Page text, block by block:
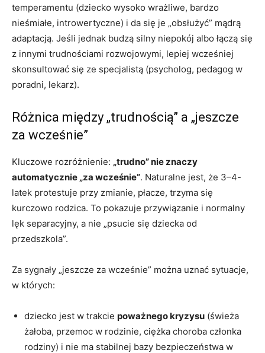
temperamentu (dziecko wysoko wrażliwe, bardzo
nieśmiałe, introwertyczne) i da się je „obsłużyć” mądrą
adaptacją. Jeśli jednak budzą silny niepokój albo łączą się
z innymi trudnościami rozwojowymi, lepiej wcześniej
skonsultować się ze specjalistą (psycholog, pedagog w
poradni, lekarz).
Różnica między „trudnością” a „jeszcze
za wcześnie”
Kluczowe rozróżnienie: „trudno” nie znaczy
automatycznie „za wcześnie”. Naturalne jest, że 3–4-
latek protestuje przy zmianie, płacze, trzyma się
kurczowo rodzica. To pokazuje przywiązanie i normalny
lęk separacyjny, a nie „psucie się dziecka od
przedszkola”.
Za sygnały „jeszcze za wcześnie” można uznać sytuacje,
w których:
dziecko jest w trakcie poważnego kryzysu (świeża
żałoba, przemoc w rodzinie, ciężka choroba członka
rodziny) i nie ma stabilnej bazy bezpieczeństwa w